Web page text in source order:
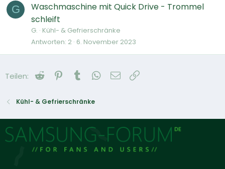
G
Waschmaschine mit Quick Drive - Trommel
schleift
G. Kühl- & Gefrierschränke
Antworten 2 6. November 2023
Teilen: Reddit Pinterest
Tumblr WhatsApp
E-Mail
Kühl- & Gefrierschränke